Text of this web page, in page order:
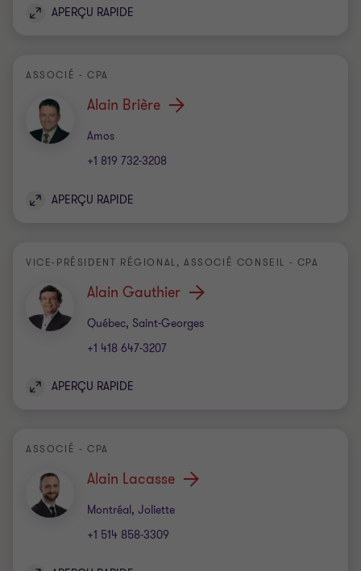
APERÇU RAPIDE
ASSOCIÉ - CPA
Alain Brière
Amos
Bureau
+1 819 732-3208
APERÇU RAPIDE
VICE-PRÉSIDENT RÉGIONAL, ASSOCIÉ CONSEIL - CPA
Alain Gauthier
Québec, Saint-Georges
Bureau
+1 418 647-3207
APERÇU RAPIDE
ASSOCIÉ - CPA
Alain Lacasse
Montréal, Joliette
Bureau
+1 514 858-3309